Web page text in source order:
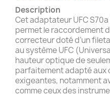
Description
Cet adaptateur UFC
permet le raccordement
correcteur doté d’un
au système UFC
hauteur optique de
parfaitement adapté
exigeantes, notamment
comme ceux des